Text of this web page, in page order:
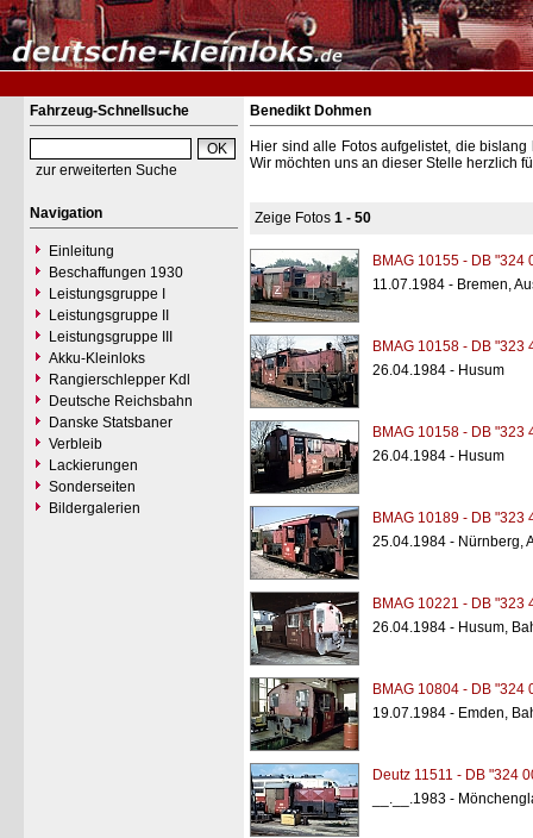
Fahrzeug-Schnellsuche
zur erweiterten Suche
Navigation
Einleitung
Beschaffungen 1930
Leistungsgruppe I
Leistungsgruppe II
Leistungsgruppe III
Akku-Kleinloks
Rangierschlepper Kdl
Deutsche Reichsbahn
Danske Statsbaner
Verbleib
Lackierungen
Sonderseiten
Bildergalerien
Benedikt Dohmen
Hier sind alle Fotos aufgelistet, die
Wir möchten uns an dieser Stelle herzlich
Zeige Fotos 1 - 50
BMAG 10155 - DB "324
11.07.1984 - Bremen,
BMAG 10158 - DB "323
26.04.1984 - Husum
BMAG 10158 - DB "323
26.04.1984 - Husum
BMAG 10189 - DB "323
25.04.1984 - Nürnberg,
BMAG 10221 - DB "323
26.04.1984 - Husum,
BMAG 10804 - DB "324
19.07.1984 - Emden,
Deutz 11511 - DB "324
__.__.1983 -